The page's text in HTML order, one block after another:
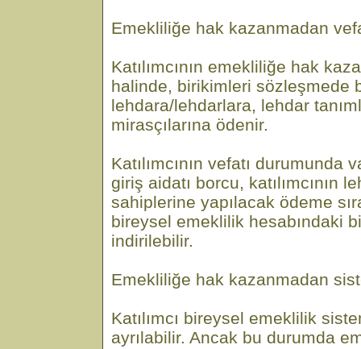
Emekliliğe hak kazanmadan
Katılımcının emekliliğe hak
halinde, birikimleri sözleşmede
lehdara/lehdarlara, lehdar
mirasçılarına ödenir.
Katılımcının vefatı durumunda
giriş aidatı borcu, katılımcının
sahiplerine yapılacak ödeme
bireysel emeklilik hesabındaki
indirilebilir.
Emekliliğe hak kazanmadan
Katılımcı bireysel emeklilik
ayrılabilir. Ancak bu durumda